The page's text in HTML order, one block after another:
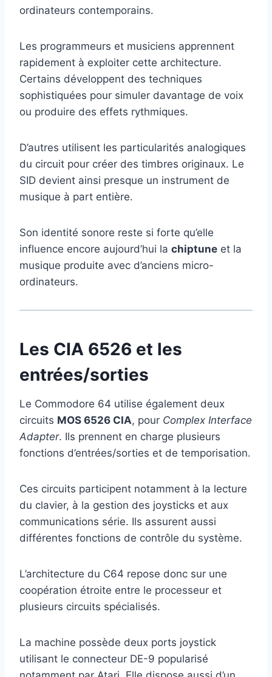
ordinateurs contemporains.
Les programmeurs et musiciens apprennent
rapidement à exploiter cette architecture.
Certains développent des techniques
sophistiquées pour simuler davantage de voix
ou produire des effets rythmiques.
D’autres utilisent les particularités analogiques
du circuit pour créer des timbres originaux. Le
SID devient ainsi presque un instrument de
musique à part entière.
Son identité sonore reste si forte qu’elle
influence encore aujourd’hui la chiptune et la
musique produite avec d’anciens micro-
ordinateurs.
Les CIA 6526 et les
entrées/sorties
Le Commodore 64 utilise également deux
circuits MOS 6526 CIA, pour Complex Interface
Adapter. Ils prennent en charge plusieurs
fonctions d’entrées/sorties et de temporisation.
Ces circuits participent notamment à la lecture
du clavier, à la gestion des joysticks et aux
communications série. Ils assurent aussi
différentes fonctions de contrôle du système.
L’architecture du C64 repose donc sur une
coopération étroite entre le processeur et
plusieurs circuits spécialisés.
La machine possède deux ports joystick
utilisant le connecteur DE-9 popularisé